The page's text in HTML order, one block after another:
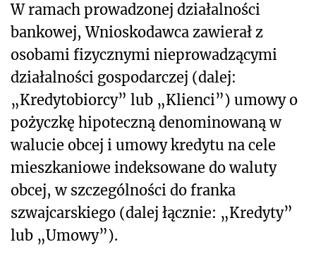
W ramach prowadzonej działalności
bankowej, Wnioskodawca zawierał z
osobami fizycznymi nieprowadzącymi
działalności gospodarczej (dalej:
„Kredytobiorcy” lub „Klienci”) umowy o
pożyczkę hipoteczną denominowaną w
walucie obcej i umowy kredytu na cele
mieszkaniowe indeksowane do waluty
obcej, w szczególności do franka
szwajcarskiego (dalej łącznie: „Kredyty”
lub „Umowy”).